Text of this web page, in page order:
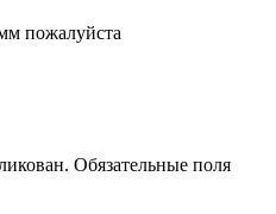
пожалуйста
Обязательные поля